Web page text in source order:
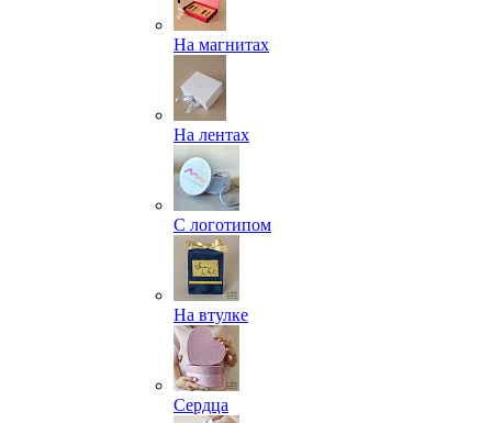
На магнитах
На лентах
С логотипом
На втулке
Сердца